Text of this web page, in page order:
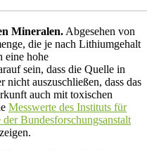
Mineralen. Abgesehen von
die je nach Lithiumgehalt
eine hohe
sein, dass die Quelle in
auszuschließen, dass das
auch mit toxischen
Messwerte des Instituts für
Bundesforschungsanstalt